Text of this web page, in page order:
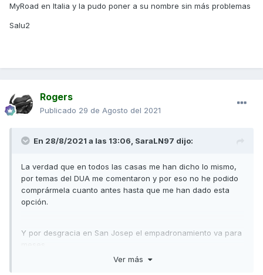
MyRoad en Italia y la pudo poner a su nombre sin más problemas
Salu2
Rogers
Publicado 29 de Agosto del 2021
En 28/8/2021 a las 13:06, SaraLN97 dijo:
La verdad que en todos las casas me han dicho lo mismo,
por temas del DUA me comentaron y por eso no he podido
comprármela cuanto antes hasta que me han dado esta
opción.
Y por desgracia en San Josep el empadronamiento va para
Ver más